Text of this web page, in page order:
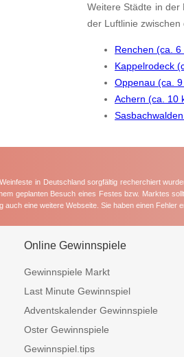
Weitere Städte in der
der Luftlinie zwischen
Renchen (ca. 6
Kappelrodeck
Oppenau (ca.
Achern (ca. 10
in Deutschland sorgfältig recherchiert
geplanten Besuch eines Festes bzw. Marktes
auch eine weitere Webseite. Sie haben einen Fehler
Online Gewinnspiele
Gewinnspiele Markt
Last Minute Gewinnspiel
Adventskalender Gewinnspiele
Oster Gewinnspiele
Gewinnspiel.tips